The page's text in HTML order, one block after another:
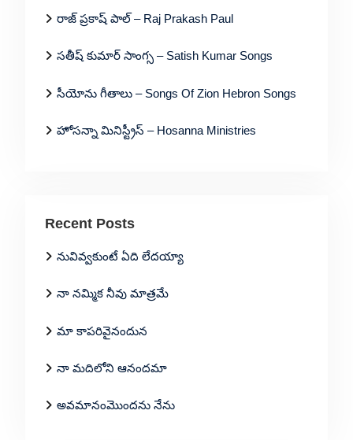
రాజ్ ప్రకాష్ పాల్ – Raj Prakash Paul
సతీష్ కుమార్ సాంగ్స – Satish Kumar Songs
సీయోను గీతాలు – Songs Of Zion Hebron Songs
హోసన్నా మినిస్ట్రీస్ – Hosanna Ministries
Recent Posts
నువివ్వకుంటే ఏది లేదయ్యా
నా నమ్మిక నీవు మాత్రమే
మా కాపరివైనందున
నా మదిలోని ఆనందమా
అవమానంమొందను నేను